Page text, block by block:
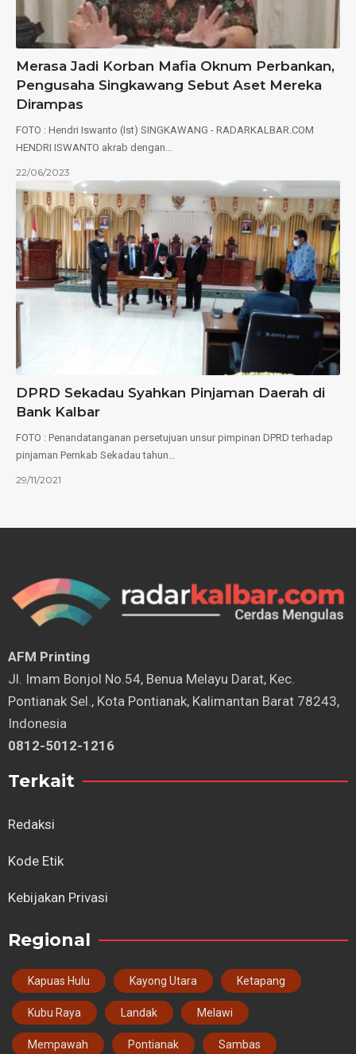
Merasa Jadi Korban Mafia Oknum Perbankan,
Pengusaha Singkawang Sebut Aset Mereka
Dirampas
FOTO : Hendri Iswanto (Ist) SINGKAWANG - RADARKALBAR.COM
HENDRI ISWANTO akrab dengan…
22/06/2023
DPRD Sekadau Syahkan Pinjaman Daerah di
Bank Kalbar
FOTO : Penandatanganan persetujuan unsur pimpinan DPRD terhadap
pinjaman Pemkab Sekadau tahun…
29/11/2021
AFM Printing
⁠Jl. Imam Bonjol No.54, Benua Melayu Darat, Kec.
Pontianak Sel., Kota Pontianak, Kalimantan Barat 78243,
Indonesia
0812-5012-1216
Terkait
Redaksi
Kode Etik
Kebijakan Privasi
Regional
Kapuas Hulu Kayong Utara Ketapang
Kubu Raya Landak Melawi
Mempawah Pontianak Sambas